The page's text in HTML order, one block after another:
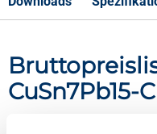
CuSn7Pb15-